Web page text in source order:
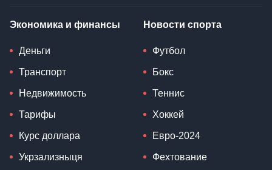
Экономика и финансы
Деньги
Транспорт
Недвижимость
Тарифы
Курс доллара
Укрзализныця
Новости спорта
Футбол
Бокс
Теннис
Хоккей
Евро-2024
Фехтование